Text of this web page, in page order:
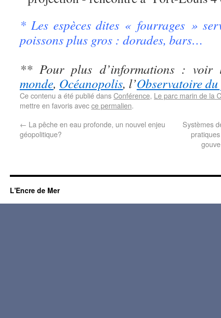
* Les espèces dites « fourrages »
poissons plus gros : dorades, bars…
** Pour plus d’informations :
monde, Océanopolis, l’Observatoire
Ce contenu a été publié dansConférence, Le parc marin de la
mettre en favoris avecce permalien.
← La pêche en eau profonde, un nouvel enjeu
géopolitique?
Systèmes
L'Encre de Mer